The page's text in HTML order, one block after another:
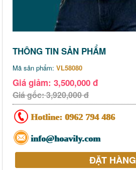
THÔNG TIN SẢN PHẨM
Mã sản phẩm: VL58080
Giá giảm: 3,500,000 đ
Giá gốc: 3,920,000 đ
Hotline: 0962 794 486
info@hoavily.com
ĐẶT HÀNG